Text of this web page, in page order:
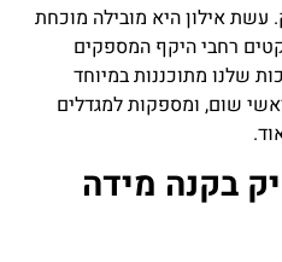
עשת אילון היא מובילה מוכחת
רחבי היקף המספקים
שלנו מתוכננות במיוחד
שום, ומספקות למגדלים
בקנה מידה